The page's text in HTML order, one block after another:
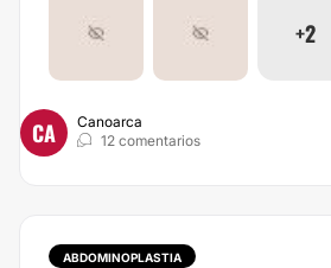
+2
CA
Canoarca
12 comentarios
ABDOMINOPLASTIA